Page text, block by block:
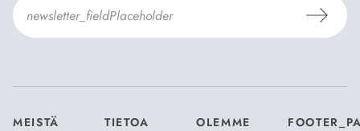
MEISTÄ
TIETOA
OLEMME